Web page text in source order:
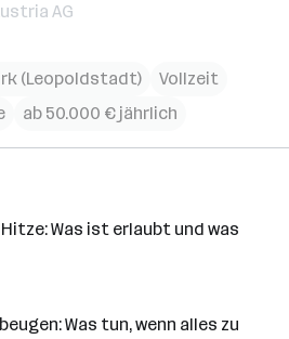
AG
(Leopoldstadt)
Vollzeit
ab 50.000 € jährlich
Was ist erlaubt und was
Was tun, wenn alles zu